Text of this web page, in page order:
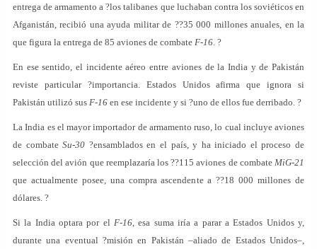
entrega de armamento a ?los talibanes que luchaban contra los soviéticos en
Afganistán, recibió una ayuda militar de ??35 000 millones anuales, en la
que figura la entrega de 85 aviones de combate F-16. ?
En ese sentido, el incidente aéreo entre aviones de la India y de Pakistán
reviste particular ?importancia. Estados Unidos afirma que ignora si
Pakistán utilizó sus F-16 en ese incidente y si ?uno de ellos fue derribado. ?
La India es el mayor importador de armamento ruso, lo cual incluye aviones
de combateSu-30 ?ensamblados en el país, y ha iniciado el proceso de
selección del avión que reemplazaría los ??115 aviones de combate MiG-21
que actualmente posee, una compra ascendente a ??18 000 millones de
dólares. ?
Si la India optara por el F-16, esa suma iría a parar a Estados Unidos y,
durante una eventual ?misión en Pakistán –aliado de Estados Unidos–,